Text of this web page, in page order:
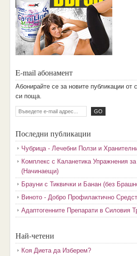
E-mail абонамент
Aбoниpaйтe ce зa нoвитe пyбликaции oт
cи пoщa.
Последни публикации
Чубрица - Лечебни Ползи и
Комплекс с Каланетика Упражнения
(Начинаещи)
Брауни с Тиквички и Банан (без
Виното - Добро Профилактично
Адаптогенните Препарати в Силовия
Най-четени
Коя Диета да Изберем?